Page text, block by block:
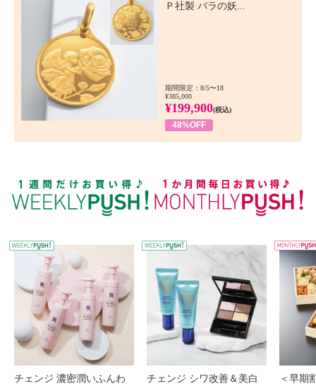
Ｐ社製 バラの妖...
期間限定：8/5〜18
¥385,000
¥199,900(税込)
48%OFF
WEEKLY PUSH
チェンジ 濃密潤いふんわ
チェンジ シワ改善＆美白
＜早期